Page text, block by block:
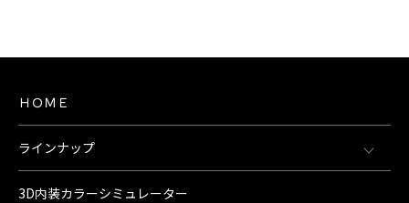
ＨＯＭＥ
ラインナップ
3D内装カラーシミュレーター